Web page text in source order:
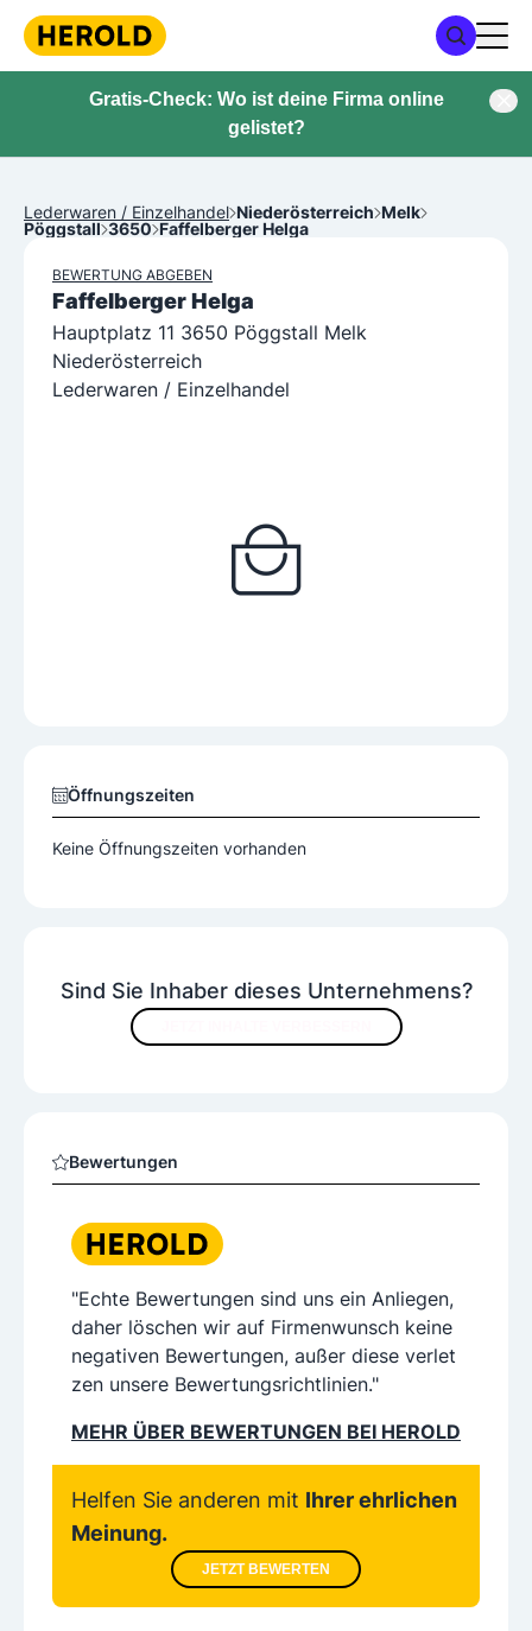
Gratis-Check: Wo ist deine Firma online
gelistet?
Lederwaren / Einzelhandel Niederösterreich Melk
Pöggstall 3650 Faffelberger Helga
BEWERTUNG ABGEBEN
Faffelberger Helga
Hauptplatz 11 3650 Pöggstall Melk
Niederösterreich
Lederwaren / Einzelhandel
Sind Sie Inhaber dieses Unternehmens?
Bewertungen
"Echte Bewertungen sind uns ein Anliegen,
daher löschen wir auf Firmenwunsch keine
negativen Bewertungen, außer diese verlet
zen unsere Bewertungsrichtlinien."
MEHR ÜBER BEWERTUNGEN BEI HEROLD
Helfen Sie anderen mit Ihrer ehrlichen
Meinung.
JETZT BEWERTEN
Öffnungszeiten
Keine Öffnungszeiten vorhanden